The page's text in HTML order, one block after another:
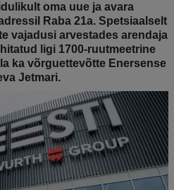
oma uue ja avara
Raba 21a. Spetsiaalselt
vajadusi arvestades arendaja
ligi 1700-ruutmeetrine
ka võrguettevõtte Enersense
Jetmari.